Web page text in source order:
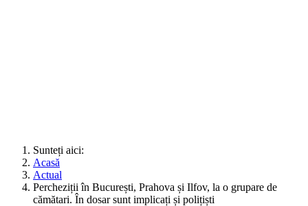
Sunteți aici:
Acasă
Actual
Percheziții în București, Prahova și Ilfov, la o grupare de
cămătari. În dosar sunt implicați și polițiști